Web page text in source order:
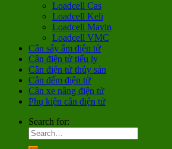
Loadcell Cas
Loadcell Keli
Loadcell Mavin
Loadcell VMC
Cân sấy ẩm điện tử
Cân điện tử tiểu ly
Cân điện tử thủy sản
Cân đếm điện tử
Cân xe nâng điện tử
Phụ kiện cân điện tử
Search for: